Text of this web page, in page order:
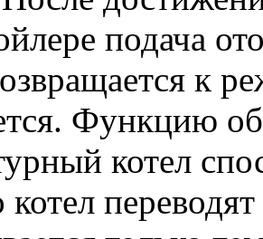
подача
к
Функцию
котел
котел